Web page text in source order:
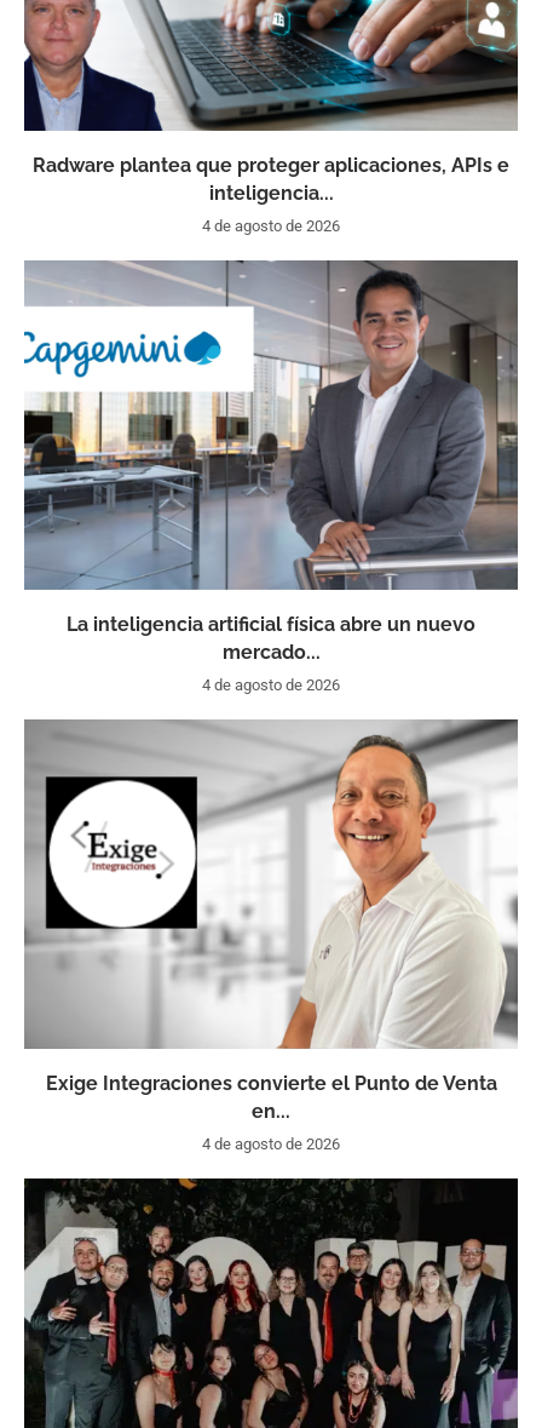
Radware plantea que proteger aplicaciones, APIs e
inteligencia...
4 de agosto de 2026
La inteligencia artificial física abre un nuevo
mercado...
4 de agosto de 2026
Exige Integraciones convierte el Punto de Venta
en...
4 de agosto de 2026